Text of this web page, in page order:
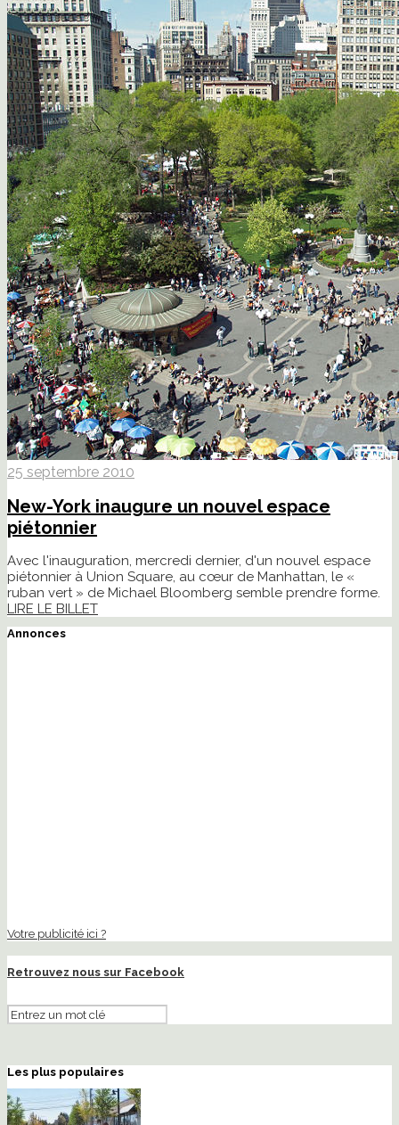
25 septembre 2010
New-York inaugure un nouvel espace
piétonnier
Avec l'inauguration, mercredi dernier, d'un nouvel espace
piétonnier à Union Square, au cœur de Manhattan, le «
ruban vert » de Michael Bloomberg semble prendre forme.
LIRE LE BILLET
Annonces
Votre publicité ici ?
Retrouvez nous sur Facebook
Les plus populaires